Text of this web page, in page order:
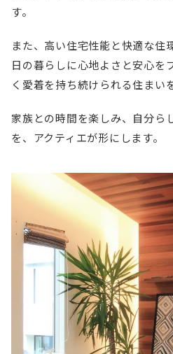
す。
また、高い住宅性能と快適な住
日の暮らしに心地よさと安心を
く愛着を持ち続けられる住まい
家族との時間を楽しみ、自分ら
を、アクティエが形にします。